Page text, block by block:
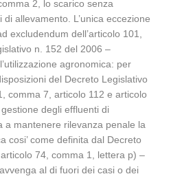
2, lo scarico senza
allevamento. L’unica eccezione
excludendum dell’articolo 101,
n. 152 del 2006 –
agronomica: per
del Decreto Legislativo
comma 7, articolo 112 e articolo
degli effluenti di
a mantenere rilevanza penale la
cosi’ come definita dal Decreto
74, comma 1, lettera p) –
al di fuori dei casi o dei